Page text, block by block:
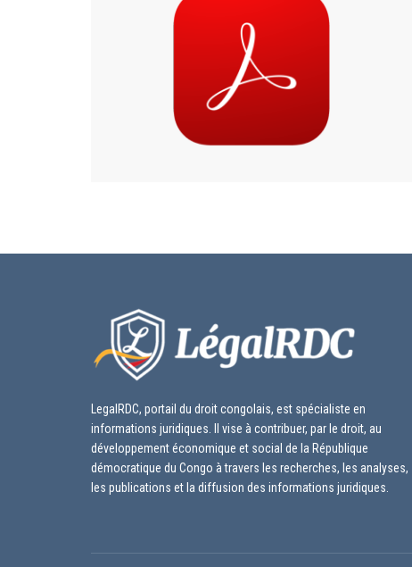
LegalRDC, portail du droit congolais, est spécialiste en
informations juridiques. Il vise à contribuer, par le droit, au
développement économique et social de la République
démocratique du Congo à travers les recherches, les analyses,
les publications et la diffusion des informations juridiques.